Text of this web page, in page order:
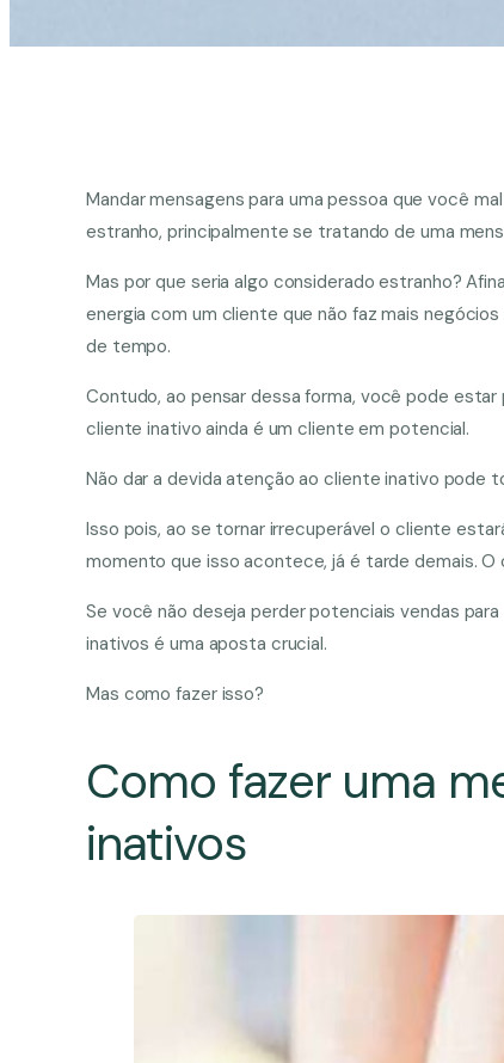
Mandar mensagens para uma pessoa que você
estranho, principalmente se tratando de uma
Mas por que seria algo considerado estranho?
energia com um cliente que não faz mais
de tempo.
Contudo, ao pensar dessa forma, você pode
cliente inativo ainda é um cliente em potencial.
Não dar a devida atenção ao cliente inativo pode
Isso pois, ao se tornar irrecuperável o cliente
momento que isso acontece, já é tarde demais.
Se você não deseja perder potenciais vendas
inativos é uma aposta crucial.
Mas como fazer isso?
Como fazer uma
inativos